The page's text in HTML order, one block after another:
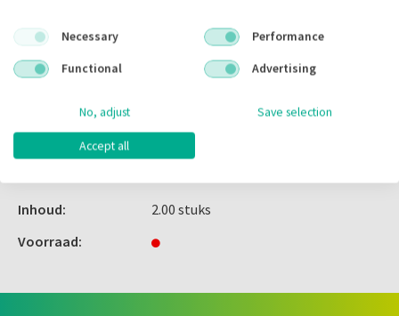
mijn barcodes
Inhoud:
2.00 stuks
Voorraad:
Necessary
Performance
Functional
Advertising
No, adjust Save selection
Accept all